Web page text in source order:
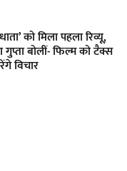
को मिला पहला रिव्यू,
गुप्ता बोलीं- फिल्म को टैक्स
विचार